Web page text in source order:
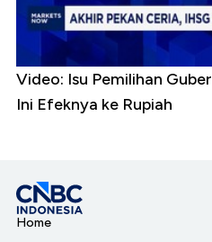
Video: Isu Pemilihan
Ini Efeknya ke Rupiah
Home